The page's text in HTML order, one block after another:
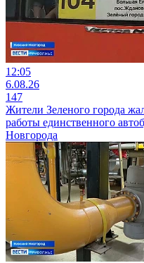
12:05
6.08.26
147
Жители Зеленого города
работы единственного
Новгорода